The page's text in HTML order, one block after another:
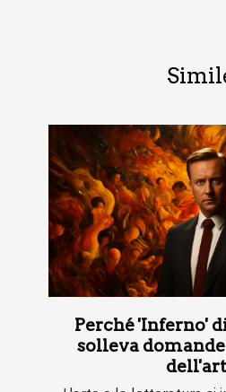
Perché 'Inferno'
solleva